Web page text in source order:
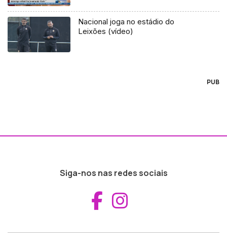
Nacional joga no estádio do
Leixões (vídeo)
PUB
Siga-nos nas redes sociais
Aceder ao